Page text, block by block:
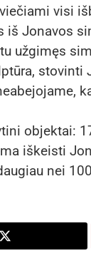
visi
iš Jonavos
užgimęs
stovinti
objektai:
iškeisti
nei